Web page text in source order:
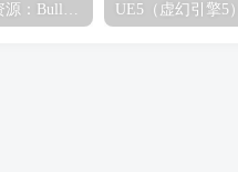
UE5（虚幻引擎5）资源：Bullet VFX Pack 子弹视觉特效包